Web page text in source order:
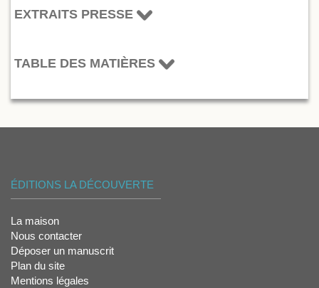
EXTRAITS PRESSE
TABLE DES MATIÈRES
ÉDITIONS LA DÉCOUVERTE
La maison
Nous contacter
Déposer un manuscrit
Plan du site
Mentions légales